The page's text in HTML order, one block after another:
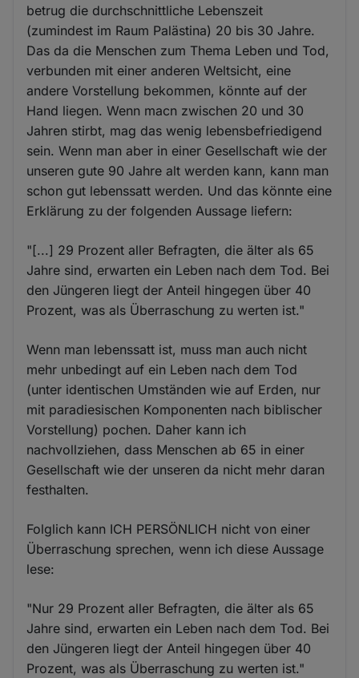
betrug die durchschnittliche Lebenszeit
(zumindest im Raum Palästina) 20 bis 30 Jahre.
Das da die Menschen zum Thema Leben und Tod,
verbunden mit einer anderen Weltsicht, eine
andere Vorstellung bekommen, könnte auf der
Hand liegen. Wenn macn zwischen 20 und 30
Jahren stirbt, mag das wenig lebensbefriedigend
sein. Wenn man aber in einer Gesellschaft wie der
unseren gute 90 Jahre alt werden kann, kann man
schon gut lebenssatt werden. Und das könnte eine
Erklärung zu der folgenden Aussage liefern:
"[...] 29 Prozent aller Befragten, die älter als 65
Jahre sind, erwarten ein Leben nach dem Tod. Bei
den Jüngeren liegt der Anteil hingegen über 40
Prozent, was als Überraschung zu werten ist."
Wenn man lebenssatt ist, muss man auch nicht
mehr unbedingt auf ein Leben nach dem Tod
(unter identischen Umständen wie auf Erden, nur
mit paradiesischen Komponenten nach biblischer
Vorstellung) pochen. Daher kann ich
nachvollziehen, dass Menschen ab 65 in einer
Gesellschaft wie der unseren da nicht mehr daran
festhalten.
Folglich kann ICH PERSÖNLICH nicht von einer
Überraschung sprechen, wenn ich diese Aussage
lese:
"Nur 29 Prozent aller Befragten, die älter als 65
Jahre sind, erwarten ein Leben nach dem Tod. Bei
den Jüngeren liegt der Anteil hingegen über 40
Prozent, was als Überraschung zu werten ist."